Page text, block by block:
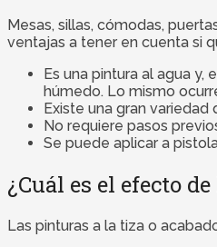
Mesas, sillas, cómodas,
ventajas a tener en cuenta si
Es una pintura al agua
húmedo. Lo mismo
Existe una gran
No requiere pasos
Se puede aplicar a
¿Cuál es el efecto
Las pinturas a la tiza o